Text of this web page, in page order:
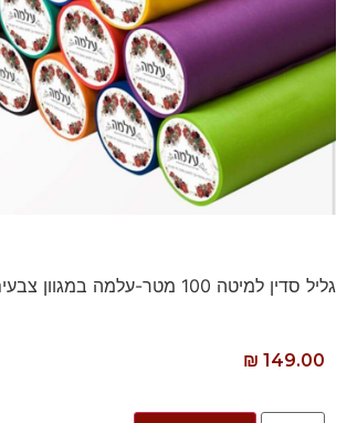
גליל סדין למיטה 100 מטר-עלמה במגוון צבעים
₪ 149.00